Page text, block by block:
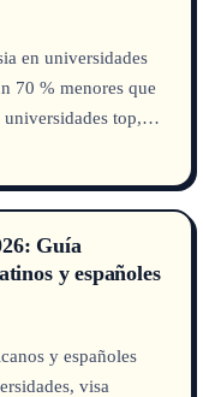
en universidades
70 % menores que
top,
de gastos.
Guía
y españoles
y españoles
visa